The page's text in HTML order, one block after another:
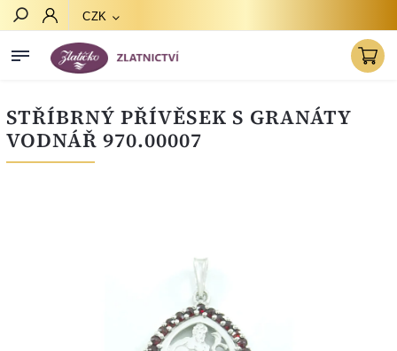
CZK
STŘÍBRNÝ PŘÍVĚSEK S GRANÁTY
VODNÁŘ 970.00007